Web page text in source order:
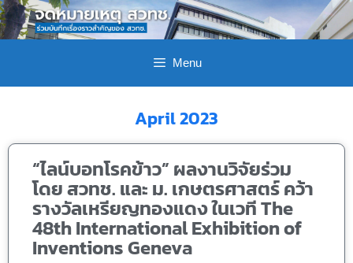
Menu
April 2023
“ไลน์บอทโรคข้าว” ผลงานวิจัยร่วม
โดย สวทช. และ ม. เกษตรศาสตร์ คว้า
รางวัลเหรียญทองแดง ในเวที The
48th International Exhibition of
Inventions Geneva